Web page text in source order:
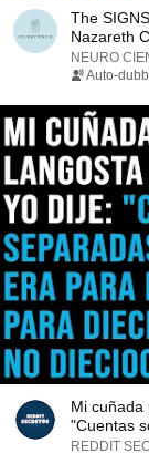
The
Nazareth
NEURO
Auto-
Mi cuñada
"Cuentas
dieciocho...
REDDIT